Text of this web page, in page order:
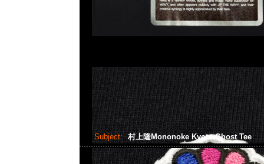
Subject: 村上隆Mononoke Kyoto Ghost Tee